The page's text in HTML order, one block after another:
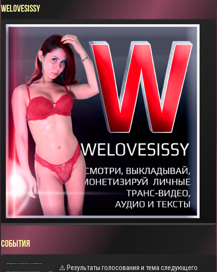
WELOVESISSY
СОБЫТИЯ
⚠️ Результаты голосования и тема следующего